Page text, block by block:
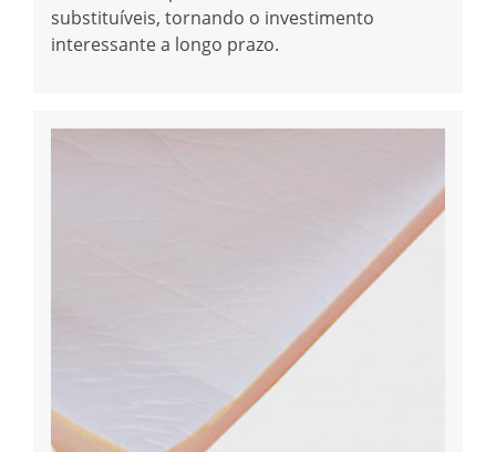
substituíveis, tornando o investimento
interessante a longo prazo.